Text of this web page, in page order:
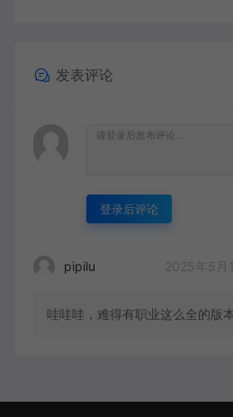
发表评论
登录后评论
pipilu 2025年5月
哇哇哇，难得有职业这么全的版